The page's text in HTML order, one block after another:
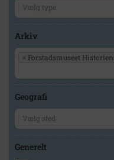
Arkiv
× Forstadsmuseet
Geografi
Generelt